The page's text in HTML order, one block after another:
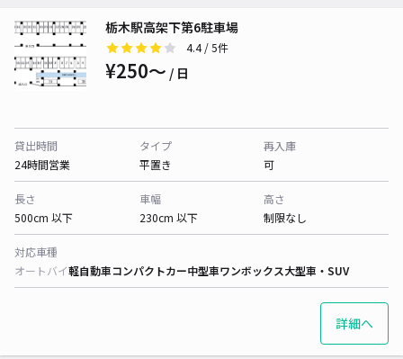
栃木駅高架下第6駐車場
4.4/ 5件
¥250〜 / 日
貸出時間
24時間営業
タイプ
平置き
再入庫
可
長さ
500cm 以下
車幅
230cm 以下
高さ
制限なし
対応車種
オートバイ軽自動車コンパクトカー中型車ワンボックス大型車・SUV
詳細へ